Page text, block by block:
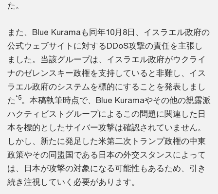
た。
また、Blue Kuramaも同年10月8日、イスラエル政府の
公式ウェブサイトに対するDDoS攻撃の責任を主張し
ました。当該グループは、イスラエル政府がウクライ
ナのゼレンスキー政権を支持していると非難し、イス
ラエル政府のシステムを標的にすることを発表しまし
た*5。本稿執筆時点で、Blue Kuramaやその他の親露派
ハクティビストグループによるこの問題に関連した日
本を標的としたサイバー攻撃は確認されていません。
しかし、新たに発足した米第二次トランプ政権の中東
政策やその同盟国である日本の外交スタンスによって
は、日本が攻撃の対象になる可能性もあるため、引き
続き注視していく必要があります。